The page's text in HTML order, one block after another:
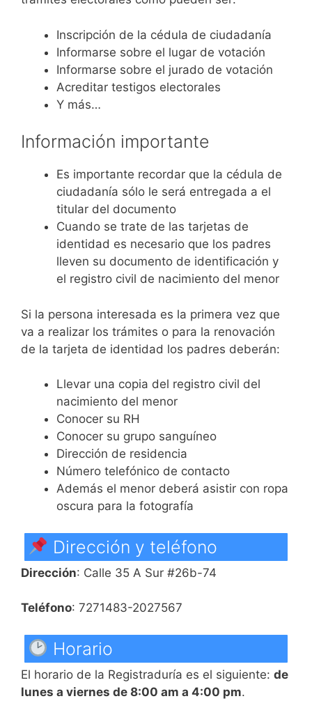
Inscripción de la cédula de ciudadanía
Informarse sobre el lugar de votación
Informarse sobre el jurado de votación
Acreditar testigos electorales
Y más…
Información importante
Es importante recordar que la cédula de
ciudadanía sólo le será entregada a el
titular del documento
Cuando se trate de las tarjetas de
identidad es necesario que los padres
lleven su documento de identificación y
el registro civil de nacimiento del menor
Si la persona interesada es la primera vez que
va a realizar los trámites o para la renovación
de la tarjeta de identidad los padres deberán:
Llevar una copia del registro civil del
nacimiento del menor
Conocer su RH
Conocer su grupo sanguíneo
Dirección de residencia
Número telefónico de contacto
Además el menor deberá asistir con ropa
oscura para la fotografía
Dirección y teléfono
Dirección: Calle 35 A Sur #26b-74
Teléfono: 7271483-2027567
Horario
El horario de la Registraduría es el siguiente: de
lunes a viernes de 8:00 am a 4:00 pm.